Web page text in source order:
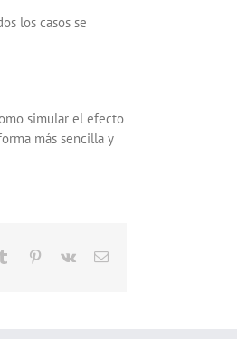
los casos se
simular el efecto
más sencilla y
Tumblr Pinterest
Vk
Correo